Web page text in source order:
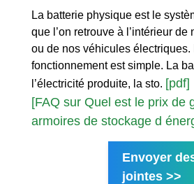
La batterie physique est le
que l’on retrouve à l’intérieur de
ou de nos véhicules électriques.
fonctionnement est simple. La
l’électricité produite, la sto. [pdf]
[FAQ sur Quel est le prix de
armoires de stockage d
Envoyer
jointes >>